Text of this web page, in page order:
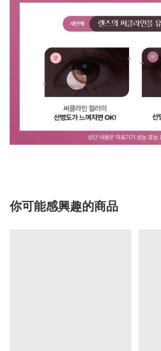
你可能感興趣的商品